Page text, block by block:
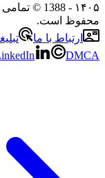
- 1388 © تمامی
است.
با ما
تبلیغات
LinkedIn